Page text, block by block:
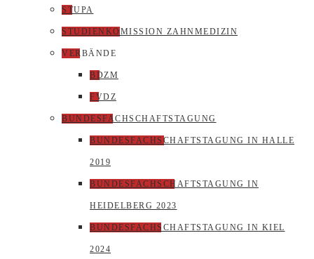
STUPA
STUDIENKOMISSION ZAHNMEDIZIN
VERBÄNDE
BDZM
FVDZ
BUNDESFACHSCHAFTSTAGUNG
BUNDESFACHSCHAFTSTAGUNG IN HALLE
2019
BUNDESFACHSCHAFTSTAGUNG IN
HEIDELBERG 2023
BUNDESFACHSCHAFTSTAGUNG IN KIEL
2024